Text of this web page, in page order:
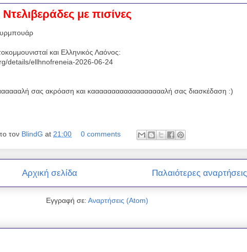
με πισίνες
και Ελληνικός Λαόνος:
details/ellhnofreneia-2026-06-24
σας ακρόαση και κααααααααααααααααααλή σας διασκέδαση :)
τον BlindG at 21:00 0 comments
Παλαιότερες αναρτήσεις
Αρχική σελίδα
Εγγραφή σε: Αναρτήσεις (Atom)